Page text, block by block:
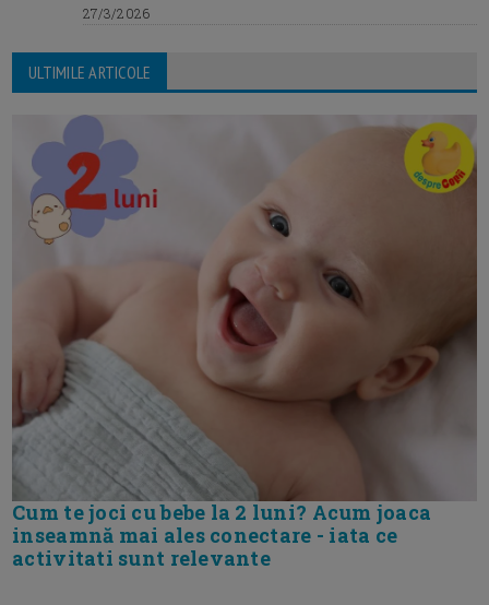
27/3/2026
ULTIMILE ARTICOLE
Cum te joci cu bebe la 2 luni? Acum joaca
inseamnă mai ales conectare - iata ce
activitati sunt relevante